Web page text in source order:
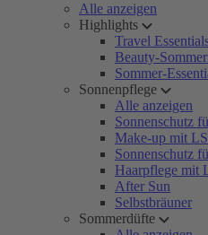
Alle anzeigen
Highlights
Travel
Beauty-
Sommer-
Sonnenpflege
Alle anzeigen
Sonnenschutz
Make-up mit
Sonnenschutz
Haarpflege mit
After Sun
Selbstbräuner
Sommerdüfte